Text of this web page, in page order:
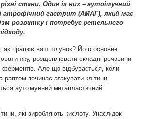
стани. Один із них – аутоімунний
атрофічний гастрит (АМАГ), який має
розвитку і потребує ретельного
як працює ваш шлунок? Його основне
їжу, розщеплювати складні речовини
ферментів. Але що відбувається, коли
раптом починає атакувати клітини
аутоімунний метапластичний
які виробляють кислоту. Унаслідок